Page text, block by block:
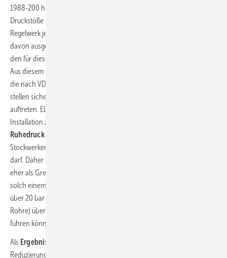
1988-200 hinsichtlich der zulässigen positiven und negativen
Druckstöße im Installationssystem zu erfüllen. Da in dem genannten
Regelwerk jedoch keine konkreten Schließzeiten genannt sind, muss
davon ausgegangen werden, dass die
den für diese Armaturenart „üblichen“ Schließzeiten einzuhalten sind.
Aus diesem Grund wurden bei dieser Testreihe Schließzeiten gewählt,
die nach VDI 6006 typisch sind. Schließzeiten von 20 ms oder kürzer
stellen sicherlich nicht den Regelfall dar, können jedoch durchaus
auftreten. Ebenso sind Fließdrücke von 5 bar in Trinkwasser-
Installation zwar eher selten, da nach DIN 4109-36 (2016) der
Ruhedruck
Stockwerken vor den Armaturen nicht mehr als 0,5 MPa betragen
darf. Daher sind die Testergebnisse mit einem Fließdruck von 5 bar
eher als Grenzfall anzusehen, der trotzdem vorkommen kann. In
solch einem Fall können nach den Testergebnissen Druckstöße von
über 20 bar auftreten, die störende Geräusche (z.B. Schlagen der
Rohre) übertragen bzw. zu Schäden an der Trinkwasser-Installation
führen können.
Als Ergebnis der Messreihen
Reduzierung der Druckstöße in Einhebelmischern nötig sind. Hier sind